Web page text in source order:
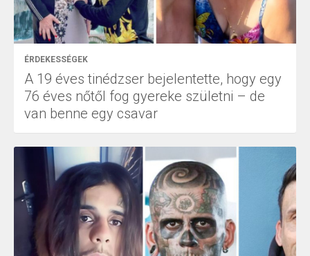
ÉRDEKESSÉGEK
A 19 éves tinédzser bejelentette, hogy egy
76 éves nőtől fog gyereke születni – de
van benne egy csavar